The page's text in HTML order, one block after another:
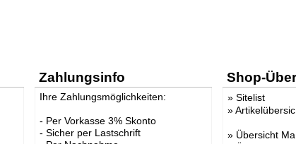
Zahlungsinfo
Ihre Zahlungsmöglichkeiten:
- Per Vorkasse 3% Skonto
- Sicher per Lastschrift
Shop-
» Sitelist
»
» Übersicht